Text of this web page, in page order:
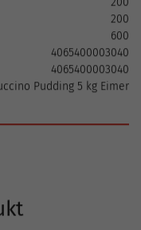
200
600
4065400003040
4065400003040
Pudding 5 kg Eimer